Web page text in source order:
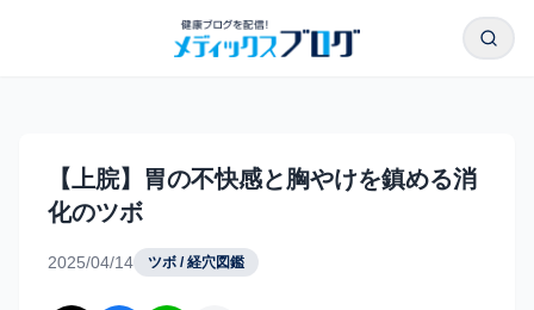
検索
【上脘】胃の不快感と胸やけを鎮める消
化のツボ
2025/04/14 ツボ / 経穴図鑑